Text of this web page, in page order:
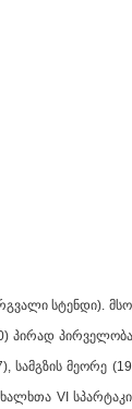
სტენდი).
პირად
სამგზის მეორე
VI